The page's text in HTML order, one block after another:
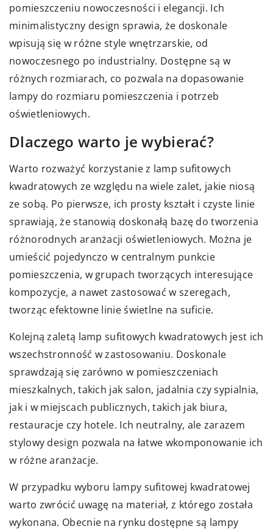
pomieszczeniu nowoczesności i elegancji. Ich
minimalistyczny design sprawia, że doskonale
wpisują się w różne style wnętrzarskie, od
nowoczesnego po industrialny. Dostępne są w
różnych rozmiarach, co pozwala na dopasowanie
lampy do rozmiaru pomieszczenia i potrzeb
oświetleniowych.
Dlaczego warto je wybierać?
Warto rozważyć korzystanie z lamp sufitowych
kwadratowych ze względu na wiele zalet, jakie niosą
ze sobą. Po pierwsze, ich prosty kształt i czyste linie
sprawiają, że stanowią doskonałą bazę do tworzenia
różnorodnych aranżacji oświetleniowych. Można je
umieścić pojedynczo w centralnym punkcie
pomieszczenia, w grupach tworzących interesujące
kompozycje, a nawet zastosować w szeregach,
tworząc efektowne linie świetlne na suficie.
Kolejną zaletą lamp sufitowych kwadratowych jest ich
wszechstronność w zastosowaniu. Doskonale
sprawdzają się zarówno w pomieszczeniach
mieszkalnych, takich jak salon, jadalnia czy sypialnia,
jak i w miejscach publicznych, takich jak biura,
restauracje czy hotele. Ich neutralny, ale zarazem
stylowy design pozwala na łatwe wkomponowanie ich
w różne aranżacje.
W przypadku wyboru lampy sufitowej kwadratowej
warto zwrócić uwagę na materiał, z którego została
wykonana. Obecnie na rynku dostępne są lampy